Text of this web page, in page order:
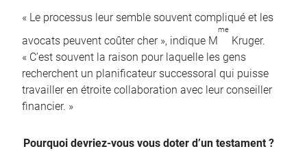
« Le processus leur semble souvent compliqué et les
avocats peuvent coûter cher », indique M
me
Kruger.
« C’est souvent la raison pour laquelle les gens
recherchent un planificateur successoral qui puisse
travailler en étroite collaboration avec leur conseiller
financier. »
Pourquoi devriez-vous vous doter d’un testament ?